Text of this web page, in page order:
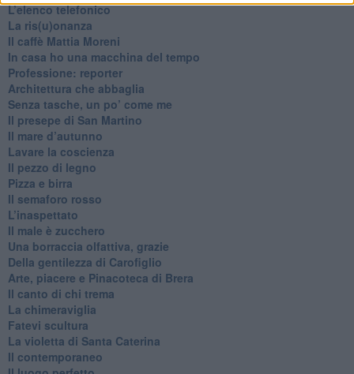
​L’elenco telefonico
​La ris(u)onanza
​Il caffè Mattia Moreni
​In casa ho una macchina del tempo
Professione: reporter
Architettura che abbaglia
​Senza tasche, un po’ come me
​Il presepe di San Martino
​Il mare d’autunno
​Lavare la coscienza
​Il pezzo di legno
​Pizza e birra
​Il semaforo rosso
​L’inaspettato
​Il male è zucchero
​Una borraccia olfattiva, grazie
​Della gentilezza di Carofiglio
Arte, piacere e Pinacoteca di Brera
​Il canto di chi trema
La chimeraviglia
​Fatevi scultura
​La violetta di Santa Caterina
​Il contemporaneo